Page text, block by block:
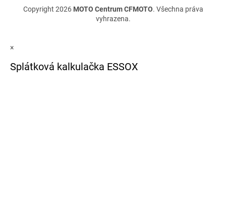
Copyright 2026 MOTO Centrum CFMOTO. Všechna práva
vyhrazena.
×
Splátková kalkulačka ESSOX